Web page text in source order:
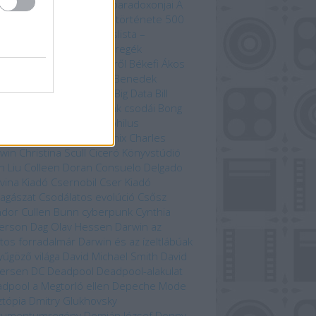
kardja
A versengés paradoxonjai A
kikötője
A világ története 500
Bakancslista –
Befejezetlen regék
Békefi Ákos
Benedek
Beren és Lúthien Big Data Bill
Bolygónk csodái Bong
Cartaphilus
Chameleon Comix
Charles
Christina Scull
Ciceró Könyvstúdió
Liu
Colleen Doran
Consuelo Delgado
Kiadó
Csernobil
Cser Kiadó
Csodálatos evolúció
Csősz
Cullen Bunn cyberpunk
Cynthia
Dag Olav Hessen Darwin az
forradalmár Darwin és az ízeltlábúak
világa David Michael Smith David
DC Deadpool
Deadpool-alakulat
a Megtorló ellen Depeche Mode
Dmitry Glukhovsky